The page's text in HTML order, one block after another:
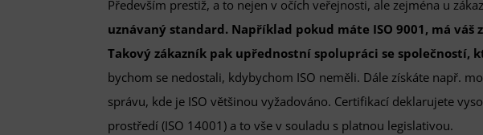
Především prestiž, a to nejen v očích veřejnosti, ale zejména u
uznávaný standard. Například pokud máte ISO 9001, má
Takový zákazník pak upřednostní spolupráci se společností,
bychom se nedostali, kdybychom ISO neměli. Dále získáte např.
správu, kde je ISO většinou vyžadováno. Certifikací deklarujete
prostředí (ISO 14001) a to vše v souladu s platnou legislativou.